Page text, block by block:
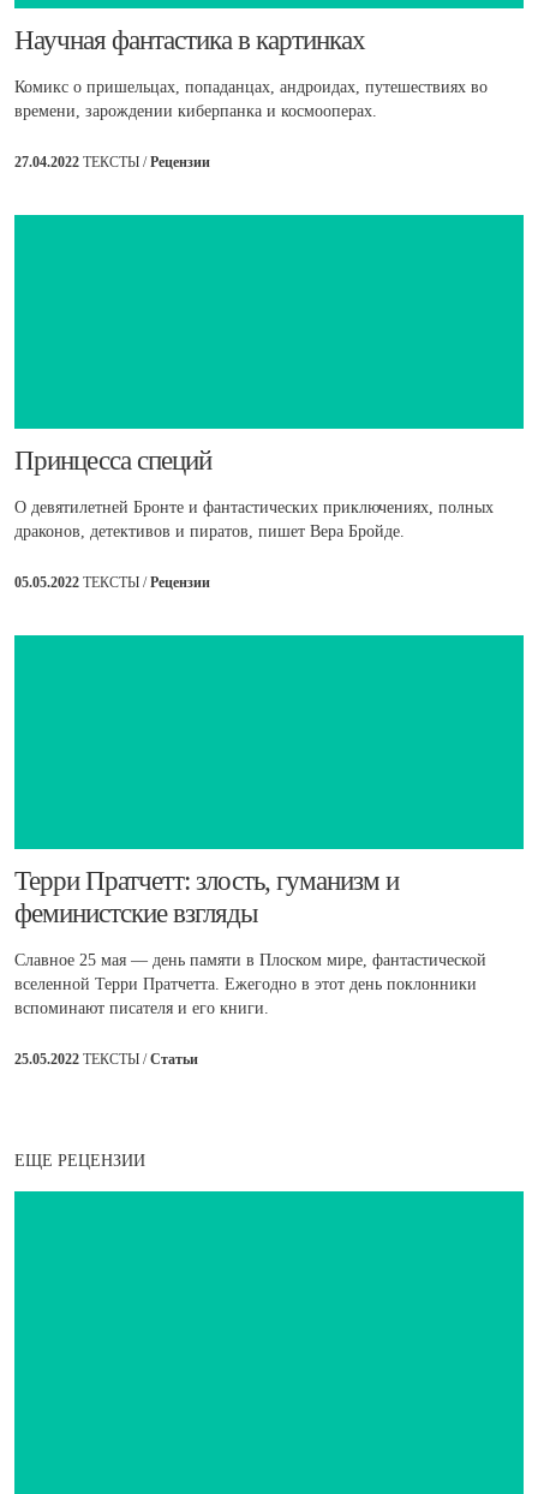
​Научная фантастика в картинках
Комикс о пришельцах, попаданцах, андроидах, путешествиях во
времени, зарождении киберпанка и космооперах.
27.04.2022 ТЕКСТЫ /Рецензии
​Принцесса специй
О девятилетней Бронте и фантастических приключениях, полных
драконов, детективов и пиратов, пишет Вера Бройде.
05.05.2022 ТЕКСТЫ /Рецензии
Терри Пратчетт: злость, гуманизм и
феминистские взгляды
Славное 25 мая — день памяти в Плоском мире, фантастической
вселенной Терри Пратчетта. Ежегодно в этот день поклонники
вспоминают писателя и его книги.
25.05.2022 ТЕКСТЫ /Статьи
ЕЩЕ РЕЦЕНЗИИ